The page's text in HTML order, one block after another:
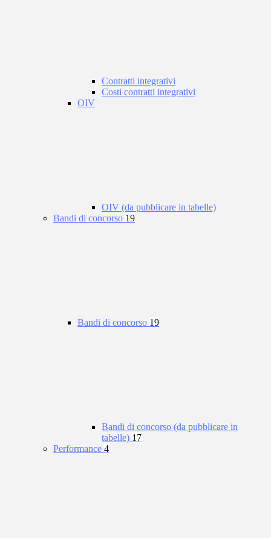
Contratti integrativi
Costi contratti integrativi
OIV
OIV (da pubblicare in tabelle)
Bandi di concorso 19
Bandi di concorso 19
Bandi di concorso (da pubblicare in
tabelle) 17
Performance 4